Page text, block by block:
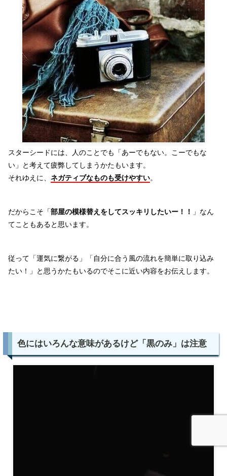
スターシードには、人のことでも「あーでもない。こーでもな
い」と考えて疲弊してしまうかたもいます。
それゆえに、 ネガティブなものも受けやすい。
だからこそ「部屋の模様替えをしてスッキリしたいー！！
」なん
てこともあると思います。
従って「運気に繋がる」「自分に合う風の流れを簡単に取り込み
たい！」と思うかたもいるのでそこに近い内容をお伝えします。
色にはいろんな意味があるけど「黒のみ」は注意